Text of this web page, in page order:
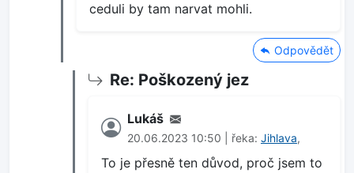
ceduli by tam narvat mohli.
Odpovědět
Re: Poškozený jez
Lukáš
20.06.2023 10:50 | řeka: Jihlava,
To je přesně ten důvod, proč jsem to